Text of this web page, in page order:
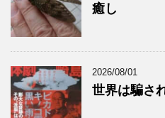
癒し
2026/08/01
世界は騙さ